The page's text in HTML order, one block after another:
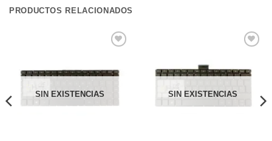
PRODUCTOS RELACIONADOS
SIN EXISTENCIAS SIN EXISTENCIAS